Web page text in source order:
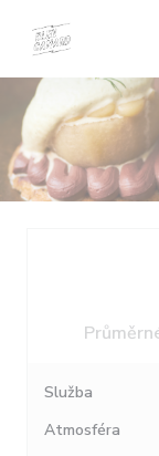
Služba
Atmosféra